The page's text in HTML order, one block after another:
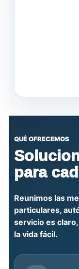
QUÉ OFRECEMOS
para
Reunimos las
particulares,
servicio es
la vida fácil.